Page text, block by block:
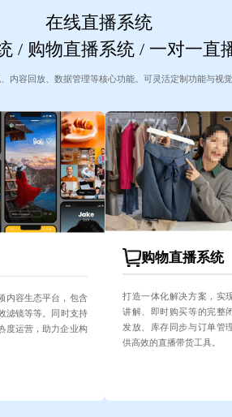
在线直播系统
/ 购物直播系统 / 一对一直
内容回放、数据管理等核心功能。可灵活定制功能与视
内容生态平台，包含
滤镜等等。同时支持
度运营，助力企业构
购物直播系统
打造一体化解决方案，实
讲解、即时购买等的完整
发放、库存同步与订单管
供高效的直播带货工具。